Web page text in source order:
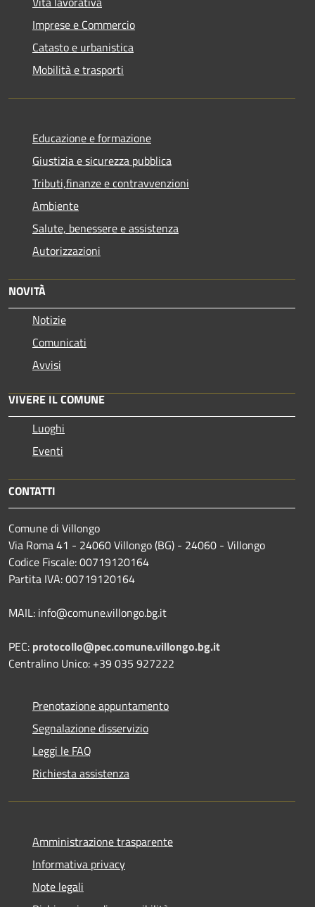
Imprese e Commercio
Catasto e urbanistica
Mobilità e trasporti
Educazione e formazione
Giustizia e sicurezza pubblica
Tributi,finanze e contravvenzioni
Ambiente
Salute, benessere e assistenza
Autorizzazioni
NOVITÀ
Notizie
Comunicati
Avvisi
VIVERE IL COMUNE
Luoghi
Eventi
CONTATTI
Comune di Villongo
Via Roma 41 - 24060 Villongo (BG) - 24060 - Villongo
Codice Fiscale: 00719120164
Partita IVA: 00719120164
MAIL: info@comune.villongo.bg.it
PEC: protocollo@pec.comune.villongo.bg.it
Centralino Unico: +39 035 927222
Prenotazione appuntamento
Segnalazione disservizio
Leggi le FAQ
Richiesta assistenza
Amministrazione trasparente
Informativa privacy
Note legali